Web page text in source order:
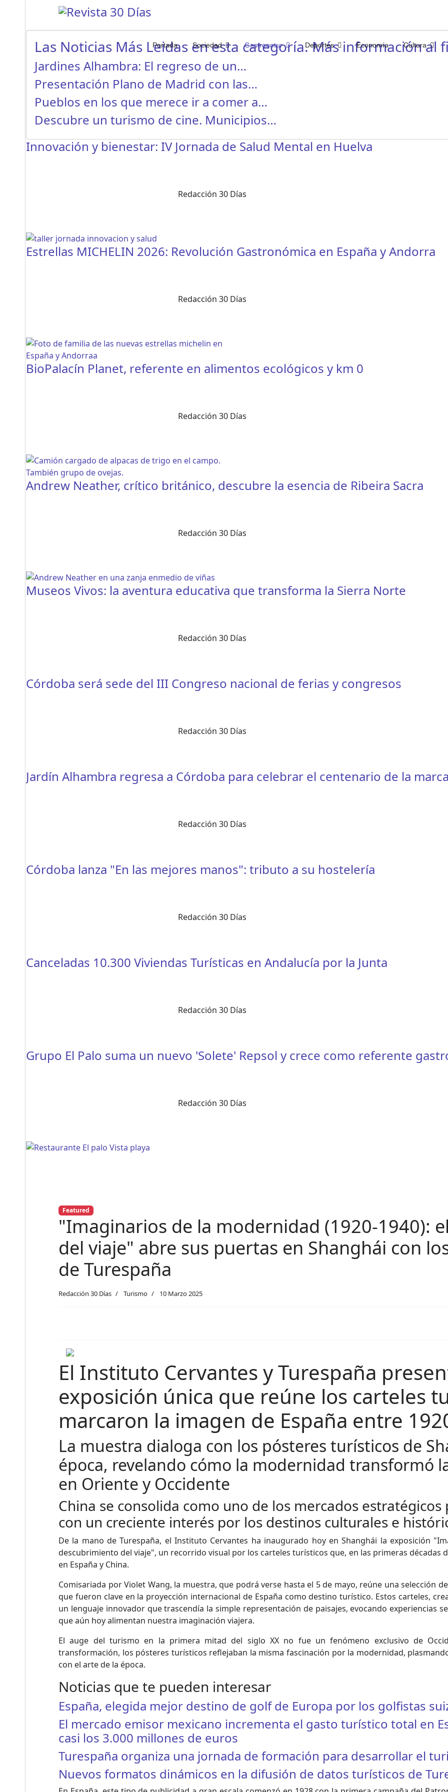
Portada Sociedad Gastronotur Deportes Economía Cultura
Las Noticias Más Leidas en esta categoría. Más información al
Jardines Alhambra: El regreso de un…
Presentación Plano de Madrid con las…
Pueblos en los que merece ir a comer a…
Descubre un turismo de cine. Municipios…
Innovación y bienestar: IV Jornada de Salud Mental en Huelva
Redacción 30 Días
Estrellas MICHELIN 2026: Revolución Gastronómica en España y Andorra
Redacción 30 Días
BioPalacín Planet, referente en alimentos ecológicos y km 0
Redacción 30 Días
Andrew Neather, crítico británico, descubre la esencia de Ribeira Sacra
Redacción 30 Días
Museos Vivos: la aventura educativa que transforma la Sierra Norte
Redacción 30 Días
Córdoba será sede del III Congreso nacional de ferias y congresos
Redacción 30 Días
Jardín Alhambra regresa a Córdoba para celebrar el centenario de la
Redacción 30 Días
Córdoba lanza "En las mejores manos": tributo a su hostelería
Redacción 30 Días
Canceladas 10.300 Viviendas Turísticas en Andalucía por la Junta
Redacción 30 Días
Grupo El Palo suma un nuevo 'Solete' Repsol y crece como referente
Redacción 30 Días
Featured
"Imaginarios de la modernidad (1920-1940):
del viaje" abre sus puertas en Shanghái con
de Turespaña
Redacción 30 Días Turismo 10 Marzo 2025
El Instituto Cervantes y Turespaña
exposición única que reúne los carteles
marcaron la imagen de España entre
La muestra dialoga con los pósteres turísticos de
época, revelando cómo la modernidad transformó
en Oriente y Occidente
China se consolida como uno de los mercados
con un creciente interés por los destinos culturales e
De la mano de Turespaña, el Instituto Cervantes ha inaugurado hoy en Shanghái la exposición
descubrimiento del viaje", un recorrido visual por los carteles turísticos que, en las primeras décadas
en España y China.
Comisariada por Violet Wang, la muestra, que podrá verse hasta el 5 de mayo, reúne una selección
que fueron clave en la proyección internacional de España como destino turístico. Estos carteles,
un lenguaje innovador que trascendía la simple representación de paisajes, evocando experiencias
que aún hoy alimentan nuestra imaginación viajera.
El auge del turismo en la primera mitad del siglo XX no fue un fenómeno exclusivo de
transformación, los pósteres turísticos reflejaban la misma fascinación por la modernidad,
con el arte de la época.
Noticias que te pueden interesar
España, elegida mejor destino de golf de Europa por los golfistas
El mercado emisor mexicano incrementa el gasto turístico total en
casi los 3.000 millones de euros
Turespaña organiza una jornada de formación para desarrollar el
Nuevos formatos dinámicos en la difusión de datos turísticos de